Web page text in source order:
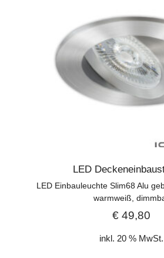
LED
LED Einbauleuchte Slim68 Alu
warmweiß,
€ 49,80
inkl. 20 % MwSt.